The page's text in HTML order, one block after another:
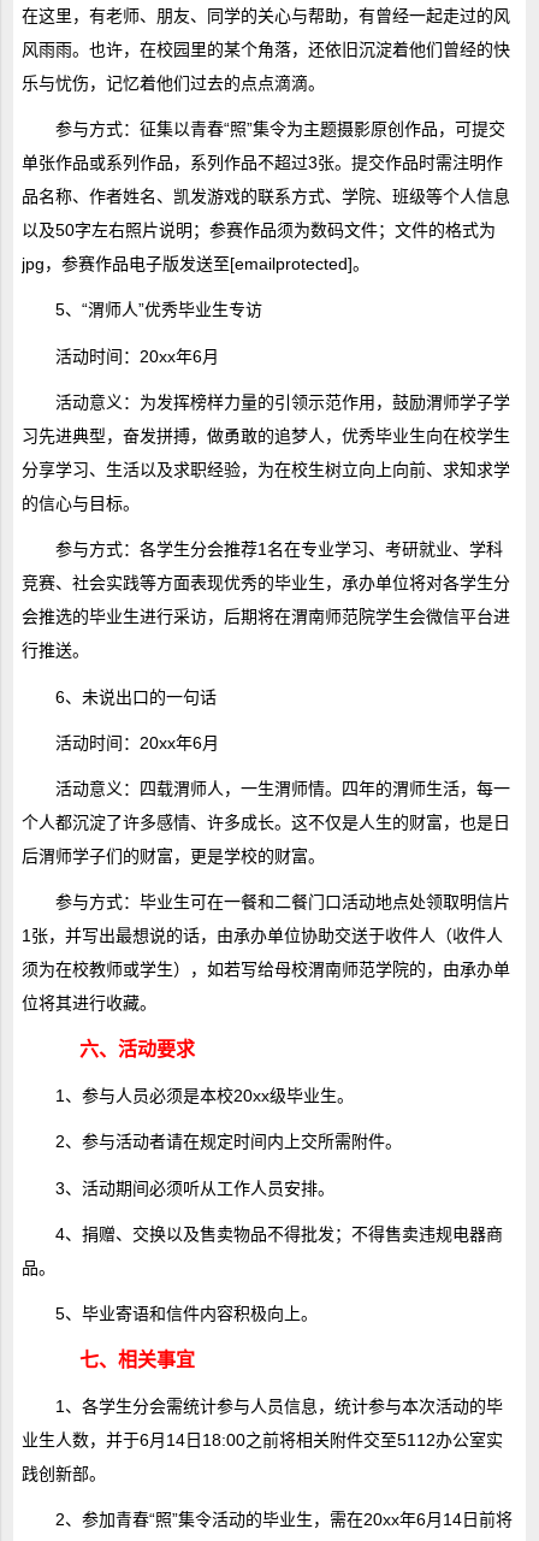
在这里，有老师、朋友、同学的关心与帮助，有曾经一起走过的风
风雨雨。也许，在校园里的某个角落，还依旧沉淀着他们曾经的快
乐与忧伤，记忆着他们过去的点点滴滴。
参与方式：征集以青春“照”集令为主题摄影原创作品，可提交
单张作品或系列作品，系列作品不超过3张。提交作品时需注明作
品名称、作者姓名、凯发游戏的联系方式、学院、班级等个人信息
以及50字左右照片说明；参赛作品须为数码文件；文件的格式为
jpg，参赛作品电子版发送至[emailprotected]。
5、“渭师人”优秀毕业生专访
活动时间：20xx年6月
活动意义：为发挥榜样力量的引领示范作用，鼓励渭师学子学
习先进典型，奋发拼搏，做勇敢的追梦人，优秀毕业生向在校学生
分享学习、生活以及求职经验，为在校生树立向上向前、求知求学
的信心与目标。
参与方式：各学生分会推荐1名在专业学习、考研就业、学科
竞赛、社会实践等方面表现优秀的毕业生，承办单位将对各学生分
会推选的毕业生进行采访，后期将在渭南师范院学生会微信平台进
行推送。
6、未说出口的一句话
活动时间：20xx年6月
活动意义：四载渭师人，一生渭师情。四年的渭师生活，每一
个人都沉淀了许多感情、许多成长。这不仅是人生的财富，也是日
后渭师学子们的财富，更是学校的财富。
参与方式：毕业生可在一餐和二餐门口活动地点处领取明信片
1张，并写出最想说的话，由承办单位协助交送于收件人（收件人
须为在校教师或学生），如若写给母校渭南师范学院的，由承办单
位将其进行收藏。
六、活动要求
1、参与人员必须是本校20xx级毕业生。
2、参与活动者请在规定时间内上交所需附件。
3、活动期间必须听从工作人员安排。
4、捐赠、交换以及售卖物品不得批发；不得售卖违规电器商
品。
5、毕业寄语和信件内容积极向上。
七、相关事宜
1、各学生分会需统计参与人员信息，统计参与本次活动的毕
业生人数，并于6月14日18:00之前将相关附件交至5112办公室实
践创新部。
2、参加青春“照”集令活动的毕业生，需在20xx年6月14日前将